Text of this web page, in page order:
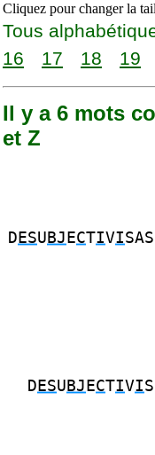
Cliquez pour changer la
Tous
16
17 18 19
Il y a 6 mots
et Z
D ESU BJ ECTIVI
D ESU BJ ECTIVI